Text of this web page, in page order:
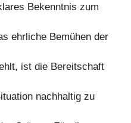
Bekenntnis zum
ehrliche Bemühen der
ist die Bereitschaft
nachhaltig zu